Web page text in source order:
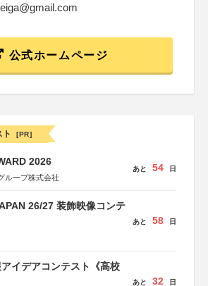
公式ホームページ
[PR]
2026
ループ株式会社
あと 54 日
26/27 装飾映像コンテ
あと 58 日
イデアコンテスト《高校
あと 32 日